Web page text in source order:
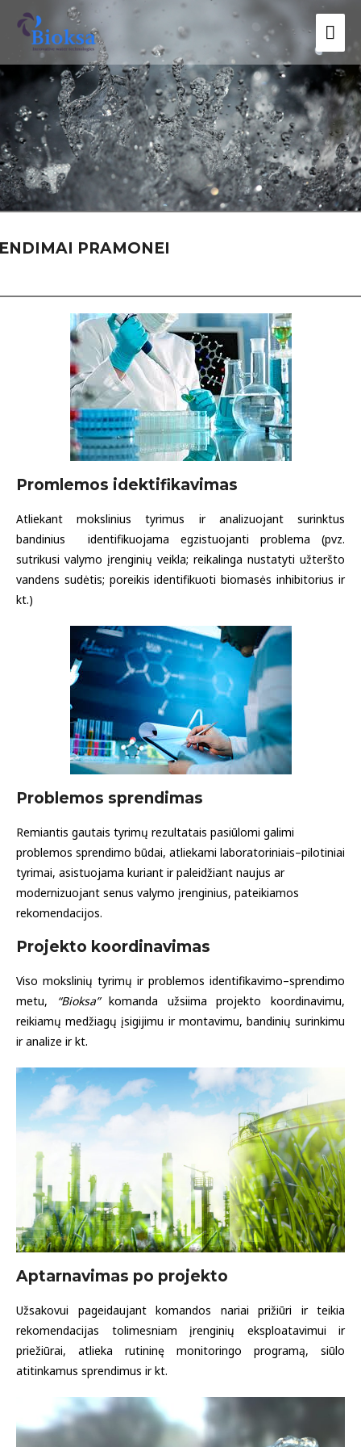
PRAMONEI
Promlemos idektifikavimas
Atliekant mokslinius tyrimus ir analizuojant surinktus
bandinius identifikuojama egzistuojanti problema (pvz.
sutrikusi valymo įrenginių veikla; reikalinga nustatyti užteršto
vandens sudėtis; poreikis identifikuoti biomasės inhibitorius ir
kt.)
Problemos sprendimas
Remiantis gautais tyrimų rezultatais pasiūlomi galimi
problemos sprendimo būdai, atliekami laboratoriniais–pilotiniai
tyrimai, asistuojama kuriant ir paleidžiant naujus ar
modernizuojant senus valymo įrenginius, pateikiamos
rekomendacijos.
Projekto koordinavimas
Viso mokslinių tyrimų ir problemos identifikavimo–sprendimo
metu,
“Bioksa”komanda užsiima projekto koordinavimu,
reikiamų medžiagų įsigijimu ir montavimu, bandinių surinkimu
ir analize ir kt.
Aptarnavimas po projekto
Užsakovui pageidaujant komandos nariai prižiūri ir teikia
rekomendacijas tolimesniam įrenginių eksploatavimui ir
priežiūrai, atlieka rutininę monitoringo programą, siūlo
atitinkamus sprendimus ir kt.